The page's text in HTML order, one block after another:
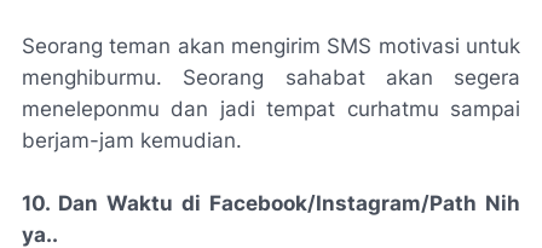
Seorang teman akan mengirim SMS motivasi untuk
menghiburmu. Seorang sahabat akan segera
meneleponmu dan jadi tempat curhatmu sampai
berjam-jam kemudian.
10. Dan Waktu di Facebook/Instagram/Path Nih
ya..